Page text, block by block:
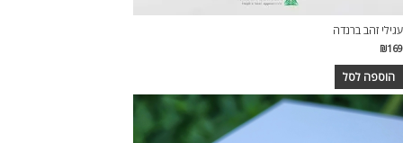
עגילי זהב ברנדה
₪169
הוספה לסל